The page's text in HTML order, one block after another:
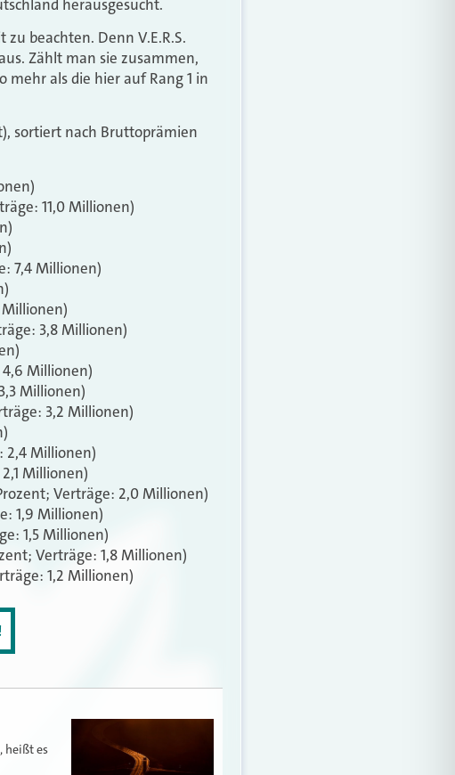
herausgesucht.
beachten. Denn V.E.R.S.
Zählt man sie zusammen,
mehr als die hier auf Rang 1 in
sortiert nach Bruttoprämien
11,0 Millionen)
7,4 Millionen)
Millionen)
3,8 Millionen)
4,6 Millionen)
Millionen)
3,2 Millionen)
2,4 Millionen)
Millionen)
Verträge: 2,0 Millionen)
1,9 Millionen)
1,5 Millionen)
Verträge: 1,8 Millionen)
1,2 Millionen)
heißt es